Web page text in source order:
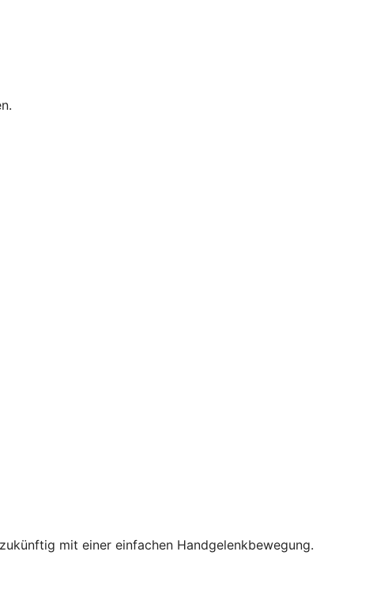
mit einer einfachen Handgelenkbewegung.